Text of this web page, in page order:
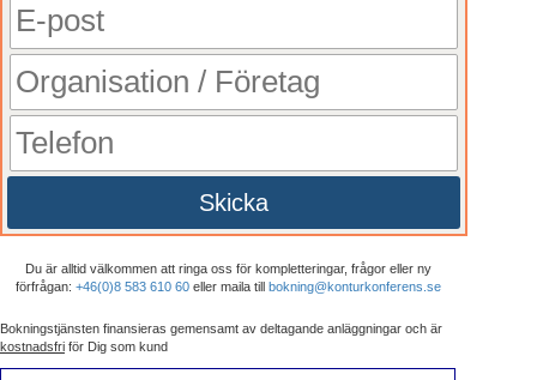
Skicka
Du är alltid välkommen att ringa oss för kompletteringar, frågor eller ny
förfrågan: +46(0)8 583 610 60eller maila till bokning@konturkonferens.se
Bokningstjänsten finansieras gemensamt av deltagande anläggningar och är
kostnadsfri för Dig som kund